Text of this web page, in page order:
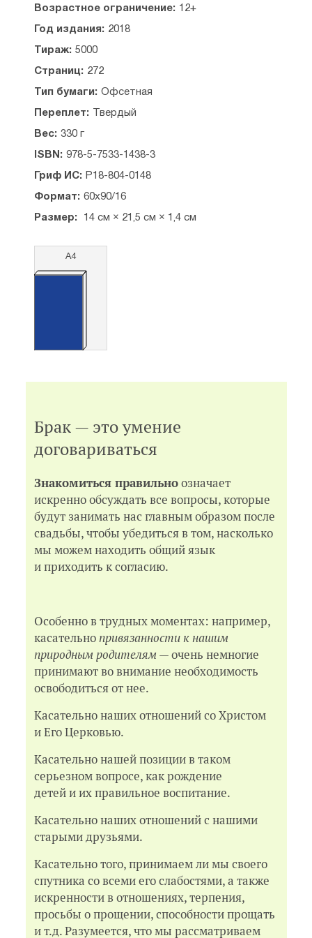
9
ВВЕДЕНИЕ — 13
Глава I. ПРИМЕРЫ ЗНАКОМСТВА И ИХ РАЗБОР
Общие замечания — 19
Второй пример знакомства — 33
Третий пример знакомства — 35
Пятый пример знакомства — 62
Шестой пример знакомства — 72
82
Глава II. УСЛОВИЯ ДЛЯ ЗНАКОМСТВА
Познай самого себя — 100
О страстной любви вообще — 102
Страстная любовь и половой инстинкт — 103
Страстная любовь и дружба — 104
Полезные практические советы — 117
Глава III. РАЗБИРАЕМ ВОПРОСЫ-ПРОБЛЕМЫ,
ВЛИЯЮЩИЕ НА ЗНАКОМСТВО
Принципы — 138
Ответственность — 141
Состояние здоровья — 147
Родители мужа и жены — 150
Родственники — 154
Работа мужа — 157
Работа жены — 159
Мода — 176
Вера, религия — 178
Домоводство — 178
Интересы, предпочтения — 179
Самоуважение у супругов — 179
Гостеприимство — 180
Мнения третьих лиц — 182
Магия, сглаз и прочее — 182
Переводы, повышения — 183
Тип личности и его особенности — 184
Общие средства (деньги) — 185
ЗНАКОМСТВА
Предыстория знакомства — 186
знакомства — 195
Диалог продолжается — 202
Следующие встречи и перерыв — 204
Новые встречи — 207
История одной размолвки — 208
Возрастное ограничение: 12+
Год издания: 2018
Тираж: 5000
Страниц: 272
Тип бумаги: Офсетная
Переплет: Твердый
Вес: 330 г
ISBN: 978-5-7533-1438-3
Гриф ИС: Р18-804-0148
Формат: 60x90/16
Размер: 14 см × 21,5 см × 1,4 см
А4
Брак — это умение
договариваться
Знакомиться правильноозначает
искренно обсуждать все вопросы, которые
будут занимать нас главным образом после
свадьбы, чтобы убедиться в том, насколько
мы можем находить общий язык
и приходить к согласию.
Особенно в трудных моментах: например,
касательнопривязанности к нашим
природным родителям — очень немногие
принимают во внимание необходимость
освободиться от нее.
Касательно наших отношений со Христом
и Его Церковью.
Касательно нашей позиции в таком
серьезном вопросе, как рождение
детей и их правильное воспитание.
Касательно наших отношений с нашими
старыми друзьями.
Касательно того, принимаем ли мы своего
спутника со всеми его слабостями, а также
искренности в отношениях, терпения,
просьбы о прощении, способности прощать
и т.д. Разумеется, что мы рассматриваем